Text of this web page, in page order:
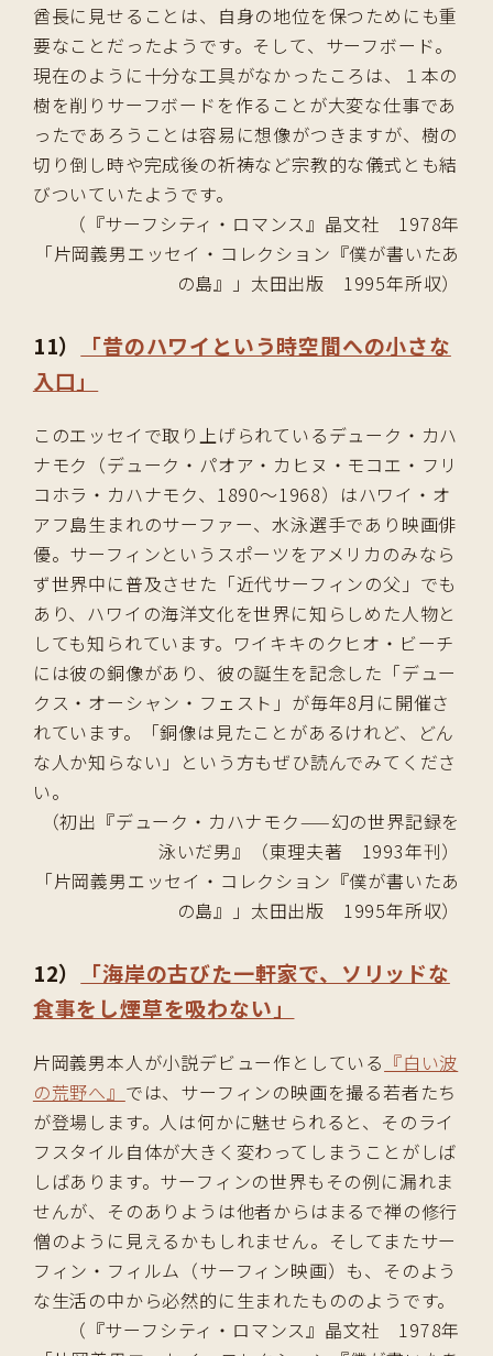
酋長に見せることは、自身の地位を保つためにも重
要なことだったようです。そして、サーフボード。
現在のように十分な工具がなかったころは、１本の
樹を削りサーフボードを作ることが大変な仕事であ
ったであろうことは容易に想像がつきますが、樹の
切り倒し時や完成後の祈祷など宗教的な儀式とも結
びついていたようです。
（『サーフシティ・ロマンス』晶文社 1978年
「片岡義男エッセイ・コレクション『僕が書いたあ
の島』」太田出版 1995年所収）
11）
「昔のハワイという時空間への小さな
入口」
このエッセイで取り上げられているデューク・カハ
ナモク（デューク・パオア・カヒヌ・モコエ・フリ
コホラ・カハナモク、1890〜1968）はハワイ・オ
アフ島生まれのサーファー、水泳選手であり映画俳
優。サーフィンというスポーツをアメリカのみなら
ず世界中に普及させた「近代サーフィンの父」でも
あり、ハワイの海洋文化を世界に知らしめた人物と
しても知られています。ワイキキのクヒオ・ビーチ
には彼の銅像があり、彼の誕生を記念した「デュー
クス・オーシャン・フェスト」が毎年8月に開催さ
れています。「銅像は見たことがあるけれど、どん
な人か知らない」という方もぜひ読んでみてくださ
い。
（初出『デューク・カハナモク——幻の世界記録を
泳いだ男』（東理夫著 1993年刊）
「片岡義男エッセイ・コレクション『僕が書いたあ
の島』」太田出版 1995年所収）
12）
「海岸の古びた一軒家で、ソリッドな
食事をし煙草を吸わない」
片岡義男本人が小説デビュー作としている 『白い波
の荒野へ』 では、サーフィンの映画を撮る若者たち
が登場します。人は何かに魅せられると、そのライ
フスタイル自体が大きく変わってしまうことがしば
しばあります。サーフィンの世界もその例に漏れま
せんが、そのありようは他者からはまるで禅の修行
僧のように見えるかもしれません。そしてまたサー
フィン・フィルム（サーフィン映画）も、そのよう
な生活の中から必然的に生まれたもののようです。
（『サーフシティ・ロマンス』晶文社 1978年